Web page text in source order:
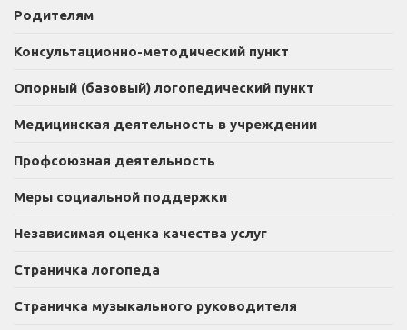
Родителям
Консультационно-методический пункт
Опорный (базовый) логопедический пункт
Медицинская деятельность в учреждении
Профсоюзная деятельность
Меры социальной поддержки
Независимая оценка качества услуг
Страничка логопеда
Страничка музыкального руководителя